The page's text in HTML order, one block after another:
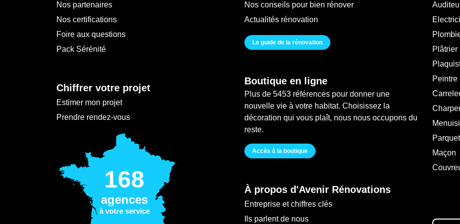
Nos partenaires
Nos certifications
Foire aux questions
Pack Sérénité
Chiffrer votre projet
Estimer mon projet
Prendre rendez-vous
168
agences
à votre service
Nos conseils pour bien rénover
Actualités rénovation
Le guide de la rénovation
Boutique en ligne
Plus de 5453 références pour donner une
nouvelle vie à votre habitat. Choisissez la
décoration qui vous plaît, nous nous occupons du
reste.
Accès à la boutique
À propos d'Avenir Rénovations
Entreprise et chiffres clés
Ils parlent de nous
Plâtrier
Peintre
Maçon